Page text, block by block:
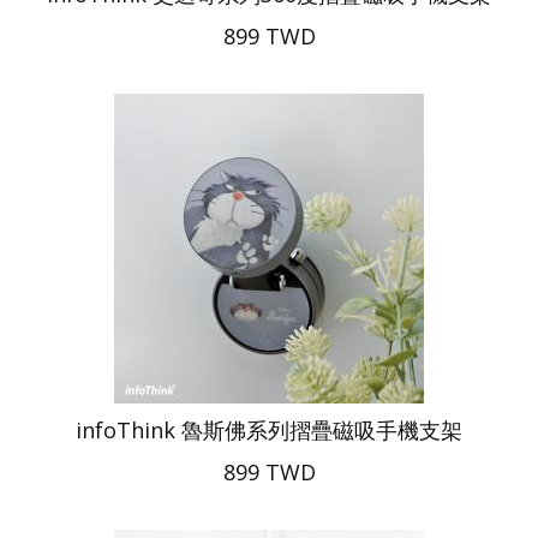
899 TWD
infoThink 魯斯佛系列摺疊磁吸手機支架
899 TWD